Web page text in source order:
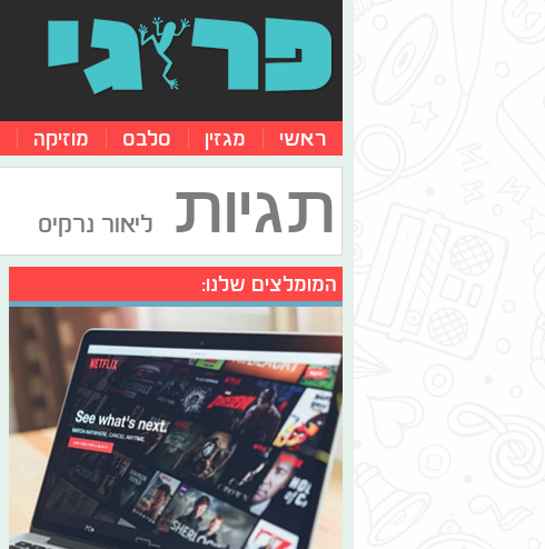
ראשי מגזין סלבס מוזיקה
תגיות ליאור נרקיס
המומלצים שלנו: